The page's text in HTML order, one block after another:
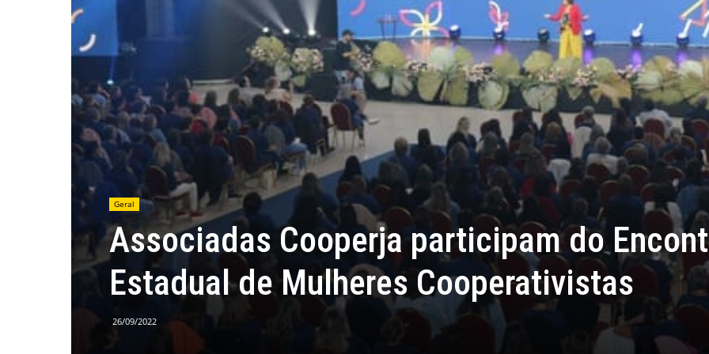
Geral
Associadas Cooperja participam do
Estadual de Mulheres Cooperativistas
26/09/2022